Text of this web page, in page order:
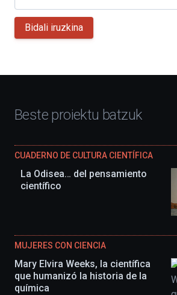
Bidali iruzkina
Beste proiektu batzuk
CUADERNO DE CULTURA CIENTÍFICA
La Odisea… del pensamiento
científico
MUJERES CON CIENCIA
Mary Elvira Weeks, la científica
que humanizó la historia de la
química